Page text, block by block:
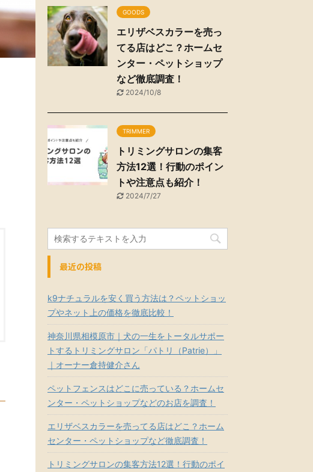
GOODS
エリザベスカラーを売っ
てる店はどこ？ホームセ
ンター・ペットショップ
など徹底調査！
2024/10/8
TRIMMER
トリミングサロンの集客
方法12選！行動のポイン
トや注意点も紹介！
2024/7/27
最近の投稿
k9ナチュラルを安く買う方法は？ペットショッ
プやネット上の価格を徹底比較！
神奈川県相模原市｜犬の一生をトータルサポー
トするトリミングサロン「パトリ（Patrie）」
｜オーナー倉持健介さん
ペットフェンスはどこに売っている？ホームセ
ンター・ペットショップなどのお店を調査！
エリザベスカラーを売ってる店はどこ？ホーム
センター・ペットショップなど徹底調査！
トリミングサロンの集客方法12選！行動のポイ